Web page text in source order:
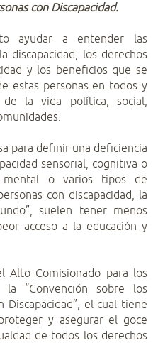
con Discapacidad.
ayudar a entender las
discapacidad, los derechos
y los beneficios que se
estas personas en todos y
la vida política, social,
para definir una deficiencia
sensorial, cognitiva o
mental o varios tipos de
con discapacidad, la
suelen tener menos
acceso a la educación y
Alto Comisionado para los
la “Convención sobre los
Discapacidad”, el cual tiene
y asegurar el goce
de todos los derechos